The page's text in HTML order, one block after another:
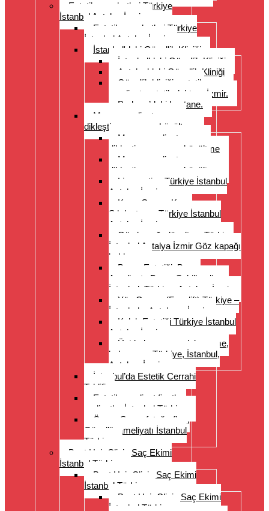
Estetik seyahatleri Türkiye
İstanbul Antalya İzmir
Estetik seyahatleri Türkiye
İstanbul Antalya İzmir
İstanbul'daki Güzellik Kliniği
İstanbul’daki Güzellik Kliniği
Antalya’daki Güzellik Kliniği
Güzellik kliniği, estetik
ameliyat, estetik doktoru İzmir.
Bodrum’daki hastane.
Meme ameliyatı: meme
dikleştirme, meme küçültme
Meme ameliyatı: meme
dikleştirme, meme küçültme
Meme ameliyatı: meme
dikleştirme, meme küçültme
Liposuction Türkiye İstanbul
Antalya İzmir
Karın Germe Karın
Sıkılaştırma Türkiye İstanbul
Antalya İzmir
Göz kapağı düzeltme Türkiye
İstanbul Antalya İzmir Göz kapağı
kaldırma
Burun Estetiği, Burun
Ameliyatı, Burun Şekillendirme
İstanbul, Türkiye, Antalya, İzmir
Yüz Germe (Facelift) Türkiye –
İstanbul – Antalya – İzmir
Kulak Estetiği Türkiye İstanbul
Antalya İzmir
Üst kol germe, uyluk germe,
kol germe, Türkiye, İstanbul,
Antalya, İzmir
İstanbul’da Estetik Cerrahi
Teklifi
Estetik ameliyat fiyatları
maliyetler İstanbul Türkiye
Önce- Sonra fotoğrafları,
Güzellik ameliyatı İstanbul
Türkiye
Best Hair Clinic Saç Ekimi
İstanbul Türkiye
Best Hair Clinic Saç Ekimi
İstanbul Türkiye
Best Hair Clinic Saç Ekimi
İstanbul Türkiye